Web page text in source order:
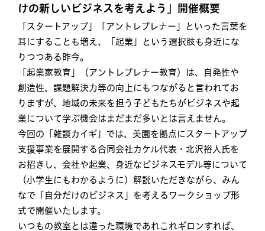
けの新しいビジネスを考えよう」開催概要
「スタートアップ」「アントレプレナー」といった言葉を
耳にすることも増え、「起業」という選択肢も身近にな
りつつある昨今。
「起業家教育」（アントレプレナー教育）は、自発性や
創造性、課題解決力等の向上にもつながると言われてお
りますが、地域の未来を担う子どもたちがビジネスや起
業について学ぶ機会はまだまだ多いとは言えません。
今回の「雑談カイギ」では、美園を拠点にスタートアップ
支援事業を展開する合同会社カケル代表・北沢裕人氏を
お招きし、会社や起業、身近なビジネスモデル等について
（小学生にもわかるように）解説いただきながら、みん
なで「自分だけのビジネス」を考えるワークショップ形
式で開催いたします。
いつもの教室とは違った環境であれこれギロンすれば、